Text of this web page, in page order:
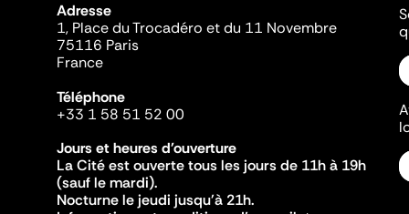
Adresse
1, Place du Trocadéro et du 11 Novembre
75116 Paris
France
Téléphone
+33 1 58 51 52 00
Jours et heures d'ouverture
La Cité est ouverte tous les jours de 11h à 19h
(sauf le mardi).
Nocturne le jeudi jusqu'à 21h.